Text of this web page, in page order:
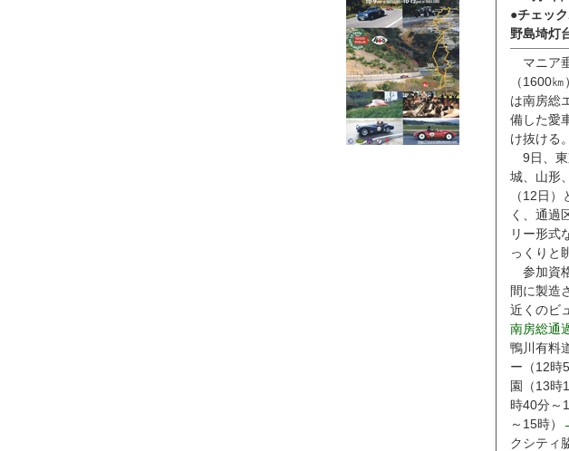
●チェッ
野島埼灯
マニア
（1600
は南房総
備した愛
け抜ける。
9日、東
城、山形
（12日
く、通過
リー形式
っくりと
参加資
間に製造
近くのビ
南房総通
鴨川有料
ー（12時
園（13時
時40分～
～15時）
クシティ